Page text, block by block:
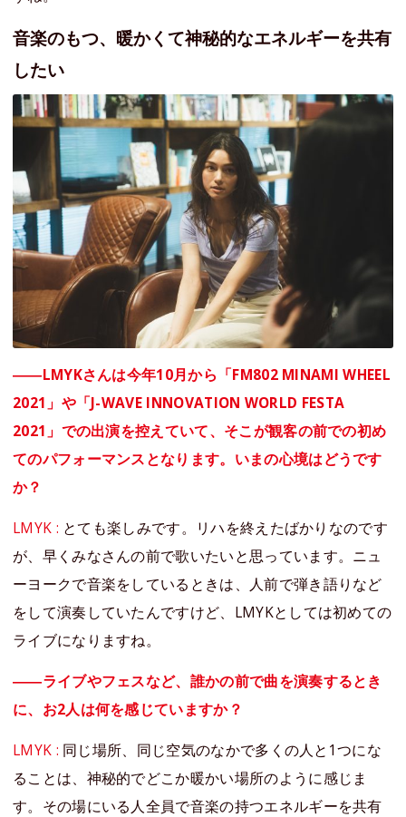
音楽のもつ、暖かくて神秘的なエネルギーを共有
したい
――LMYKさんは今年10月から「FM802 MINAMI WHEEL
2021」や「J-WAVE INNOVATION WORLD FESTA
2021」での出演を控えていて、そこが観客の前での初め
てのパフォーマンスとなります。いまの心境はどうです
か？
LMYK : とても楽しみです。リハを終えたばかりなのです
が、早くみなさんの前で歌いたいと思っています。ニュ
ーヨークで音楽をしているときは、人前で弾き語りなど
をして演奏していたんですけど、LMYKとしては初めての
ライブになりますね。
――ライブやフェスなど、誰かの前で曲を演奏するとき
に、お2人は何を感じていますか？
LMYK : 同じ場所、同じ空気のなかで多くの人と1つにな
ることは、神秘的でどこか暖かい場所のように感じま
す。その場にいる人全員で音楽の持つエネルギーを共有